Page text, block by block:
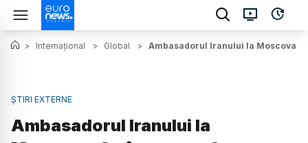
> Internațional > Global > Ambasadorul Iranului la Moscova:
ȘTIRI EXTERNE
Ambasadorul Iranului la